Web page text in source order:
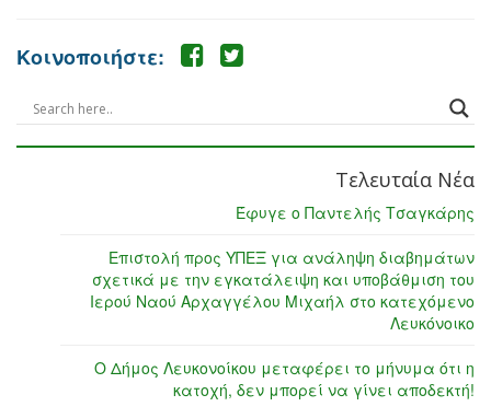
Κοινοποιήστε:
Τελευταία Νέα
Έφυγε ο Παντελής Τσαγκάρης
Επιστολή προς ΥΠΕΞ για ανάληψη διαβημάτων
σχετικά με την εγκατάλειψη και υποβάθμιση του
Ιερού Ναού Αρχαγγέλου Μιχαήλ στο κατεχόμενο
Λευκόνοικο
Ο Δήμος Λευκονοίκου μεταφέρει το μήνυμα ότι η
κατοχή, δεν μπορεί να γίνει αποδεκτή!